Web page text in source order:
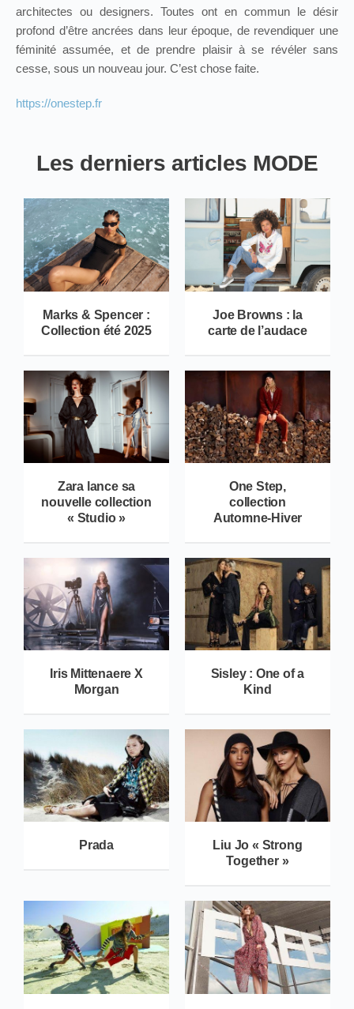
architectes ou designers. Toutes ont en commun le désir
profond d’être ancrées dans leur époque, de revendiquer une
féminité assumée, et de prendre plaisir à se révéler sans
cesse, sous un nouveau jour. C’est chose faite.
https://onestep.fr
Les derniers articles MODE
Marks & Spencer :
Collection été 2025
Joe Browns : la
carte de l’audace
Zara lance sa
nouvelle collection
« Studio »
One Step,
collection
Automne-Hiver
Iris Mittenaere X
Morgan
Sisley : One of a
Kind
Prada
Liu Jo « Strong
Together »